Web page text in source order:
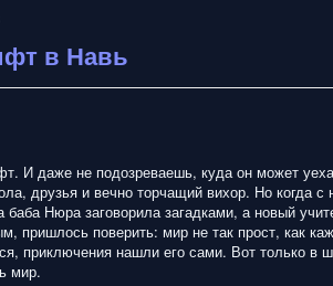
в Навь
И даже не подозреваешь, куда он может
друзья и вечно торчащий вихор. Но когда с
Нюра заговорила загадками, а новый
пришлось поверить: мир не так прост, как
приключения нашли его сами. Вот только в
мир.